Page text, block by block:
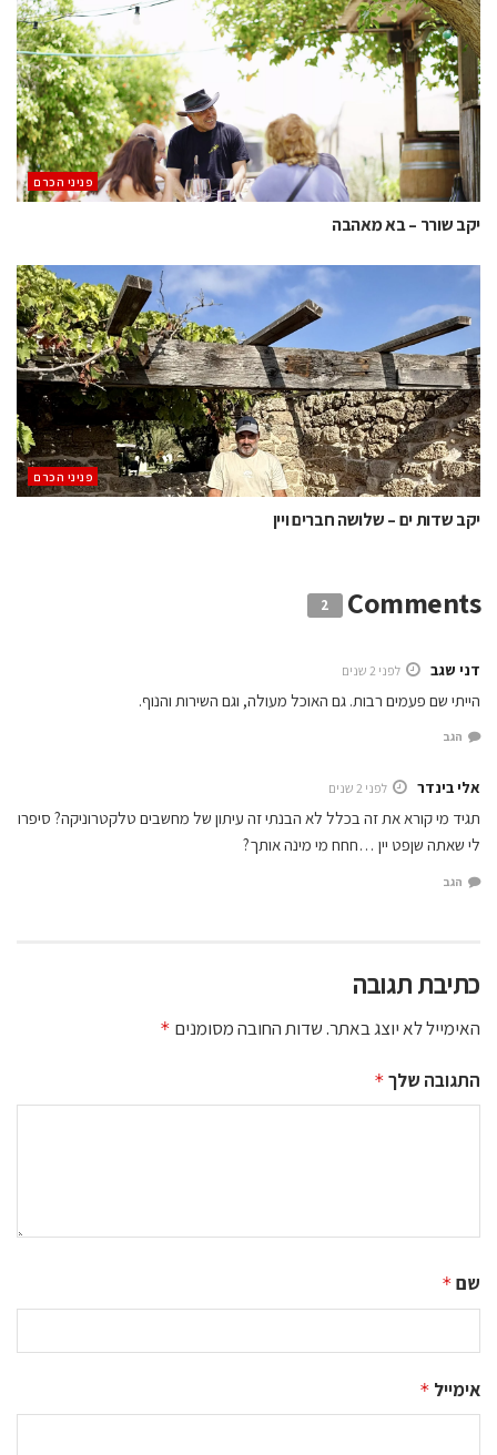
פניני הכרם
יקב שורר – בא מאהבה
פניני הכרם
יקב שדות ים – שלושה חברים ויין
Comments
2
דני שגב לפני 2 שנים
הייתי שם פעמים רבות. גם האוכל מעולה, וגם השירות והנוף.
הגב
אלי בינדר לפני 2 שנים
תגיד מי קורא את זה בכלל לא הבנתי זה עיתון של מחשבים טלקטרוניקה? סיפרו
לי שאתה שןפט יין …חחח מי מינה אותך?
הגב
כתיבת תגובה
האימייל לא יוצג באתר.שדות החובה מסומנים *
התגובה שלך *
שם *
אימייל *